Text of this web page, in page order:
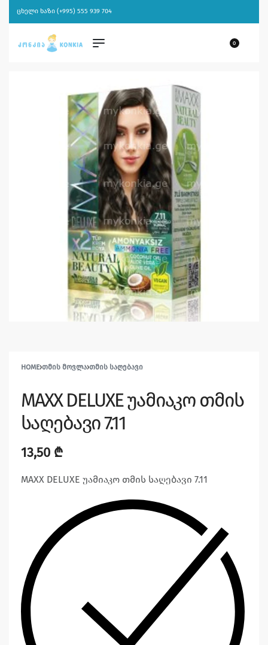
ცხელი ხაზი (+995) 555 939 704
0
HOME›ᲗᲛᲘᲡ ᲛᲝᲕᲚᲐ›ᲗᲛᲘᲡ ᲡᲐᲦᲔᲑᲐᲕᲘ
MAXX DELUXE უამიაკო თმის
საღებავი 7.11
13,50 ₾
MAXX DELUXE უამიაკო თმის საღებავი 7.11